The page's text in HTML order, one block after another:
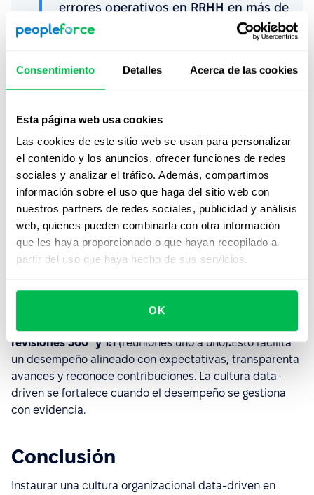
Consentimiento Detalles Acerca de las cookies
Esta página web usa cookies
Las cookies de este sitio web se usan para personalizar
el contenido y los anuncios, ofrecer funciones de redes
sociales y analizar el tráfico. Además, compartimos
información sobre el uso que haga del sitio web con
nuestros partners de redes sociales, publicidad y análisis
web, quienes pueden combinarla con otra información
que les haya proporcionado o que hayan recopilado a
partir del uso que haya hecho de sus servicios.
OK
errores operativos en RRHH en más de
un40 %
, gracias a la automatización y
¿Cómo lograr buy-in de gerentes?
Involúcralos desde el diagnóstico y muestra cómo los
datos resuelven problemas concretos. Usa ejemplos
internos y métricas reales para evidenciar el impacto. El
compromiso se construye con resultados visibles.
Además de plataformas para ATS, clima y desempeño,
revisiones 360° y 1:1(reuniones uno a uno).Esto facilita
un desempeño alineado con expectativas, transparenta
avances y reconoce contribuciones. La cultura data-
driven se fortalece cuando el desempeño se gestiona
con evidencia.
Conclusión
Instaurar una cultura organizacional data-driven en